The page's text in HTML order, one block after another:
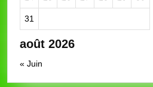
août 2026
31
« Juin